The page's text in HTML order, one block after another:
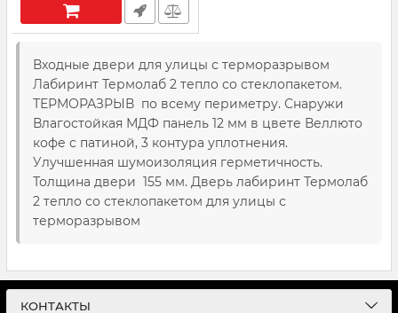
Входные двери для улицы с терморазрывом
Лабиринт Термолаб 2 тепло со стеклопакетом.
ТЕРМОРАЗРЫВ по всему периметру. Снаружи
Влагостойкая МДФ панель 12 мм в цвете Веллюто
кофе с патиной, 3 контура уплотнения.
Улучшенная шумоизоляция герметичность.
Толщина двери 155 мм. Дверь лабиринт Термолаб
2 тепло со стеклопакетом для улицы с
терморазрывом
КОНТАКТЫ